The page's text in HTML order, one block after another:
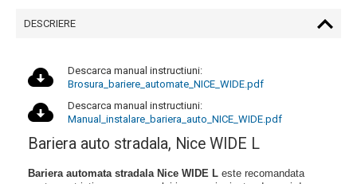
DESCRIERE
Descarca manual instructiuni:
Brosura_bariere_automate_NICE_WIDE.pdf
Descarca manual instructiuni:
Manual_instalare_bariera_auto_NICE_WIDE.pdf
Bariera auto stradala, Nice WIDE L
Bariera automata stradala Nice WIDE L este recomandata